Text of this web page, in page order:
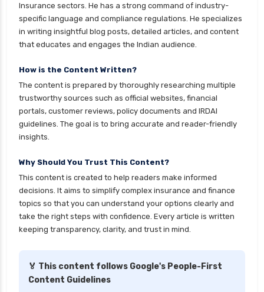
cignattk health insurance vs new india
assurance health insurance
cignattk health insurance vs niva bupa health
cignattk health insurance vs oriental health
insurance
cignattk health insurance vs reliance health
insurance
cignattk health insurance vs royal sundaram
cignattk health insurance vs sbi general health
insurance
cignattk health insurance vs star health
insurance
compare health insurance plans
Insurance sectors. He has a strong command of industry-
specific language and compliance regulations. He specializes
in writing insightful blog posts, detailed articles, and content
that educates and engages the Indian audience.
How is the Content Written?
The content is prepared by thoroughly researching multiple
trustworthy sources such as official websites, financial
portals, customer reviews, policy documents and IRDAI
guidelines. The goal is to bring accurate and reader-friendly
insights.
Why Should You Trust This Content?
This content is created to help readers make informed
decisions. It aims to simplify complex insurance and finance
topics so that you can understand your options clearly and
take the right steps with confidence. Every article is written
keeping transparency, clarity, and trust in mind.
🏅 This content follows Google's People-First
Content Guidelines